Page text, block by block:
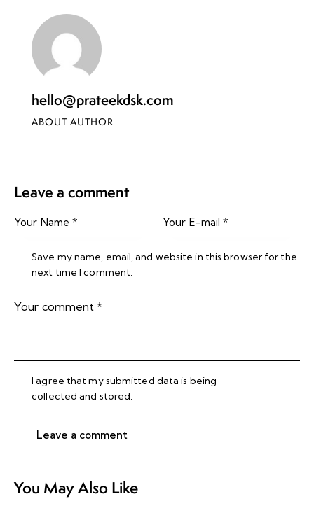
hello@prateekdsk.com
ABOUT AUTHOR
Leave a comment
Save my name, email, and website in this browser for the
next time I comment.
I agree that my submitted data is being
collected and stored.
You May Also Like